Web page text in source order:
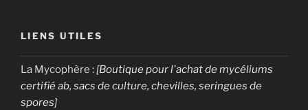
LIENS UTILES
La Mycophère :[Boutique pour l'achat de mycéliums
certifié ab, sacs de culture, chevilles, seringues de
spores]